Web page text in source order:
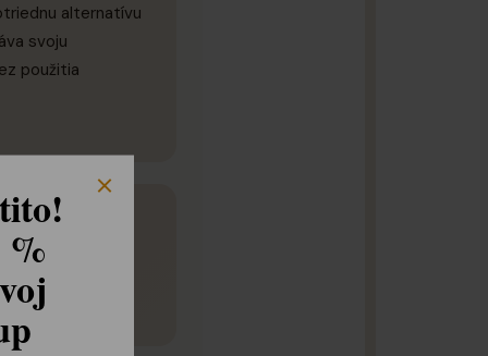
alternatívu
svoju
použitia
%